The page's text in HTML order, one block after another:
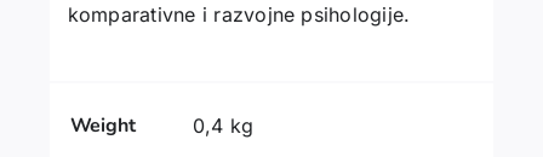
komparativne i razvojne psihologije.
Weight 0,4 kg